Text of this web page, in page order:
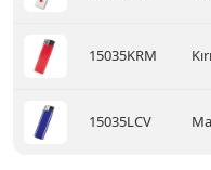
15035KRM
15035LCV